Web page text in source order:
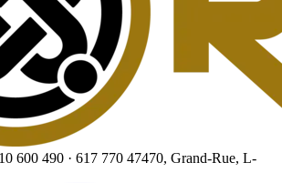
600 490 · 617 770 47470, Grand-Rue, L-